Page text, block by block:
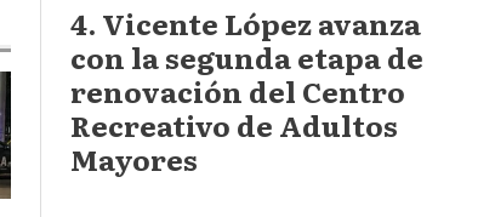
Vicente López avanza
con la segunda etapa de
renovación del Centro
Recreativo de Adultos
Mayores